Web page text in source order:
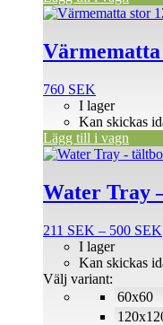
760 SEK
I lager
Kan skickas
Lägg till i vagn
Water Tray
211 SEK – 500 SEK
60x60
I lager
Kan skickas
Välj variant:
Den
produkten
har
varianter.
olika
alternativen